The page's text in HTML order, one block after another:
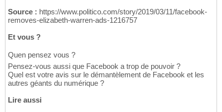
Source : https://www.politico.com/story/2019/03/11/facebook-
removes-elizabeth-warren-ads-1216757
Et vous ?
Quen pensez vous ?
Pensez-vous aussi que Facebook a trop de pouvoir ?
Quel est votre avis sur le démantèlement de Facebook et les
autres géants du numérique ?
Lire aussi